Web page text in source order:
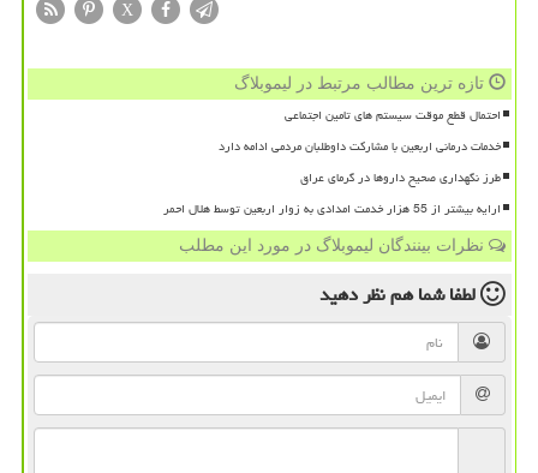
X
تازه ترین مطالب مرتبط در لیموبلاگ
احتمال قطع موقت سیستم های تامین اجتماعی
خدمات درمانی اربعین با مشارکت داوطلبان مردمی ادامه دارد
طرز نگهداری صحیح داروها در گرمای عراق
ارایه بیشتر از 55 هزار خدمت امدادی به زوار اربعین توسط هلال احمر
نظرات بینندگان لیموبلاگ در مورد این مطلب
لطفا شما همنظر دهید